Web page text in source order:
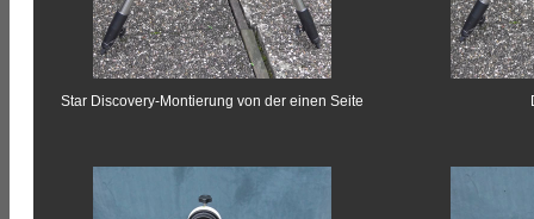
Star Discovery-Montierung von der einen Seite